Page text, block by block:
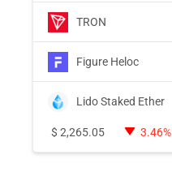
TRON
Figure Heloc
Lido Staked Ether
$ 2,265.05 3.46%